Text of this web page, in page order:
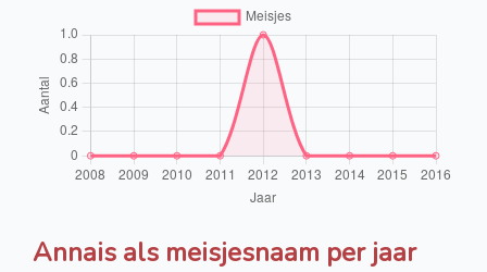
Annais als meisjesnaam per jaar